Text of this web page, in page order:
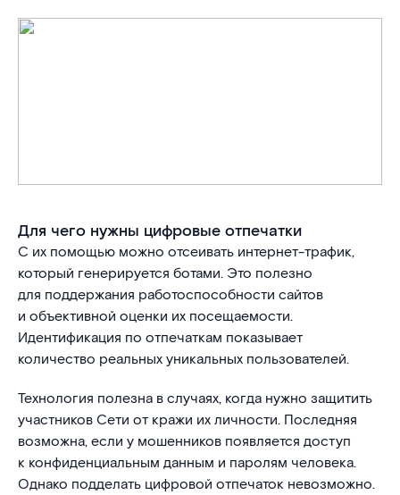
Для чего нужны цифровые отпечатки
С их помощью можно отсеивать интернет-трафик,
который генерируется ботами. Это полезно
для поддержания работоспособности сайтов
и объективной оценки их посещаемости.
Идентификация по отпечаткам показывает
количество реальных уникальных пользователей.
Технология полезна в случаях, когда нужно защитить
участников Сети от кражи их личности. Последняя
возможна, если у мошенников появляется доступ
к конфиденциальным данным и паролям человека.
Однако подделать цифровой отпечаток невозможно.